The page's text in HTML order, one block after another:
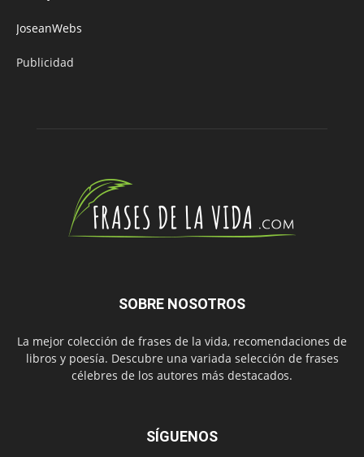
JoseanWebs
Publicidad
SOBRE NOSOTROS
La mejor colección de frases de la vida, recomendaciones de
libros y poesía. Descubre una variada selección de frases
célebres de los autores más destacados.
SÍGUENOS